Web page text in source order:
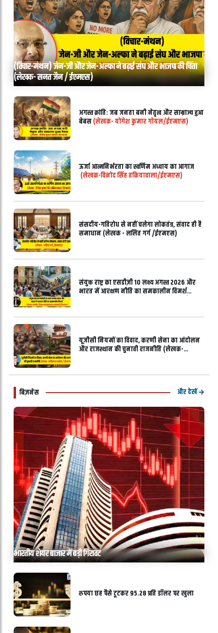
(विचार-मंथन) जेन-जी और जेन-अल्फा ने बढ़ाई संघ और भाजपा की चिंता
(लेखक- सनत जैन / ईएमएस)
अगस्त क्रांति: जब जनता बनी नेतृत्व और साम्राज्य हुआ
बेबस(लेखक- योगेश कुमार गोयल/ईएमएस)
ऊर्जा आत्मनिर्भरता का स्वर्णिम अध्याय का आगाज
(लेखक-विनोद सिंह तकियावाला/ईएमएस)
संसदीय-गतिरोध से नहीं चलेगा लोकतंत्र, संवाद ही है
समाधान (लेखक - ललित गर्ग /ईएमएस)
संयुक्त राष्ट्र का एसडीज़ी 10 लक्ष्य अगस्त 2026 और
भारत में आरक्षण नीति का समकालीन विमर्श
ईएमएस)
यूजीसी नियमों का विवाद, करणी सेना का आंदोलन
और राजस्थान की चुनावी राजनीति (लेखक-
बिज़नेस और देखें
भारतीय शेयर बाजार में बड़ी गिरावट
रुपया छह पैसे टूटकर 95.28 प्रति डॉलर पर खुला